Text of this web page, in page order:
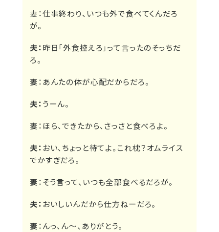
妻：仕事終わり、いつも外で食べてくんだろ
が。
夫： 昨日「外食控えろ」って言ったのそっちだ
ろ。
妻： あんたの体が心配だからだろ。
夫： うーん。
妻： ほら、できたから、さっさと食べろよ。
夫： おい、ちょっと待てよ。これ枕？オムライス
でかすぎだろ。
妻： そう言って、いつも全部食べるだろが。
夫： おいしいんだから仕方ねーだろ。
妻： んっ、ん～、ありがとう。